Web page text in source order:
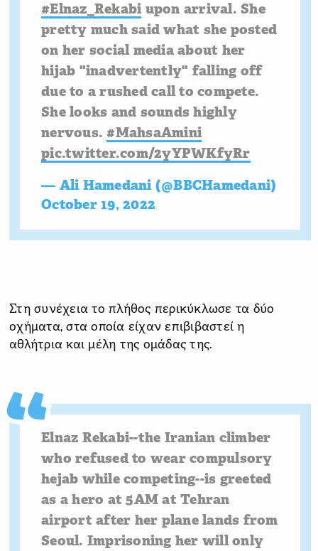
#Elnaz_Rekabiupon arrival. She
pretty much said what she posted
on her social media about her
hijab "inadvertently" falling off
due to a rushed call to compete.
She looks and sounds highly
nervous.#MahsaAmini
pic.twitter.com/2yYPWKfyRr
— Ali Hamedani (@BBCHamedani)
October 19, 2022
Στη συνέχεια το πλήθος περικύκλωσε τα δύο
οχήματα, στα οποία είχαν επιβιβαστεί η
αθλήτρια και μέλη της ομάδας της.
Elnaz Rekabi--the Iranian climber
who refused to wear compulsory
hejab while competing--is greeted
as a hero at 5AM at Tehran
airport after her plane lands from
Seoul. Imprisoning her will only